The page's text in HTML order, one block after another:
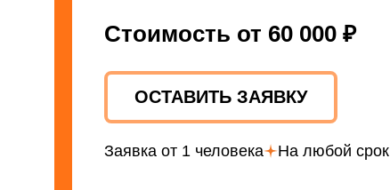
Стоимость от 60 000 ₽
ОСТАВИТЬ ЗАЯВКУ
Заявка от 1 человека На любой срок